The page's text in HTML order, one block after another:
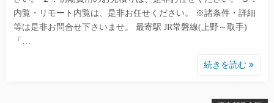
内覧・リモート内覧は、是非お任せください。 ※諸条件・詳細
等は是非お問合せ下さいませ。 最寄駅 JR常磐線(上野～取手)
「…
続きを読む